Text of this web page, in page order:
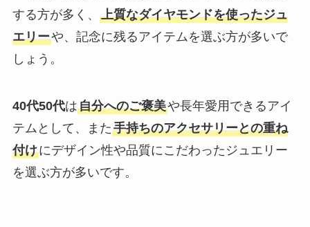
する方が多く、 上質なダイヤモンドを使ったジュ
エリーや、記念に残るアイテムを選ぶ方が多いで
しょう。
40代50代は自分へのご褒美や長年愛用できるアイ
テムとして、また手持ちのアクセサリーとの重ね
付けにデザイン性や品質にこだわったジュエリー
を選ぶ方が多いです。